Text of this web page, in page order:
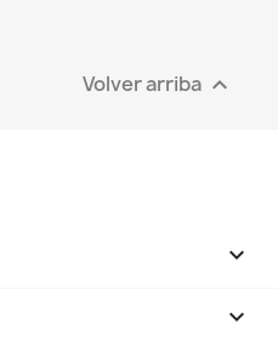
Volver arriba 

